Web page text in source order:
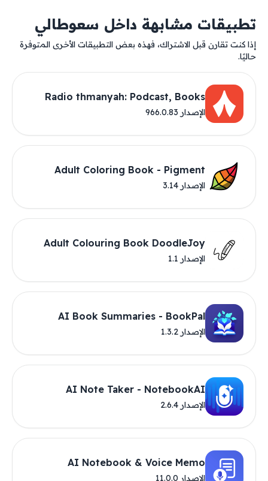
تطبيقات مشابهة داخل سعوطالي
إذا كنت تقارن قبل الاشتراك، فهذه بعض التطبيقات الأخرى المتوفرة
حاليًا.
Radio thmanyah: Podcast, Books
الإصدار 966.0.83
Adult Coloring Book - Pigment
الإصدار 3.14
Adult Colouring Book DoodleJoy
الإصدار 1.1
AI Book Summaries - BookPal
الإصدار 1.3.2
AI Note Taker - NotebookAI
الإصدار 2.6.4
AI Notebook & Voice Memo
الإصدار 11.0.0